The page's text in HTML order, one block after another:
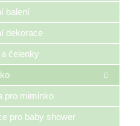
balení
dekorace
čelenky
pro miminko
pro baby shower